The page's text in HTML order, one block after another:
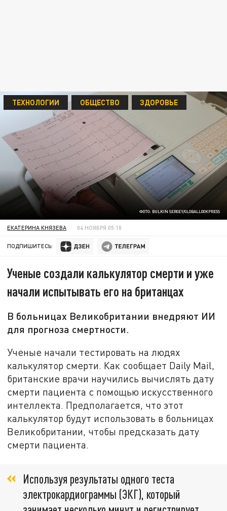
ФОТО: BULKIN SERGEY/GLOBALLOOKPRESS
ТЕХНОЛОГИИ ОБЩЕСТВО ЗДОРОВЬЕ
ЕКАТЕРИНА КНЯЗЕВА 04 НОЯБРЯ 05:10
ПОДПИШИТЕСЬ:
Ученые создали калькулятор смерти и уже
начали испытывать его на британцах
В больницах Великобритании внедряют ИИ
для прогноза смертности.
Ученые начали тестировать на людях
калькулятор смерти. Как сообщает Daily Mail,
британские врачи научились вычислять дату
смерти пациента с помощью искусственного
интеллекта. Предполагается, что этот
калькулятор будут использовать в больницах
Великобритании, чтобы предсказать дату
смерти пациента.
Используя результаты одного теста
электрокардиограммы (ЭКГ), который